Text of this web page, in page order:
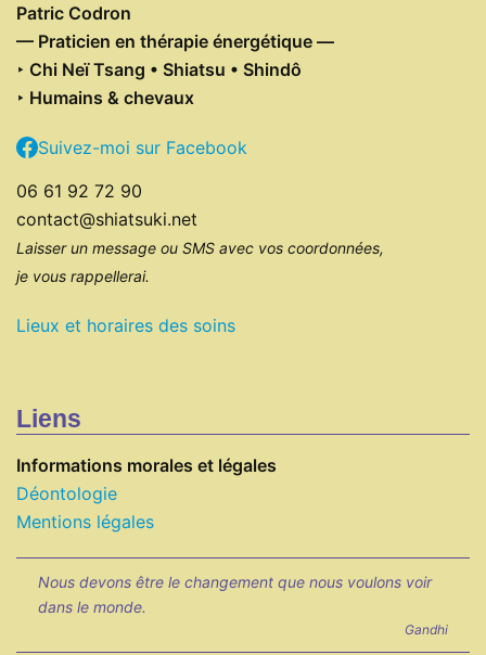
Patric Codron
— Praticien en thérapie énergétique —
‣ Chi Neï Tsang • Shiatsu • Shindô
‣ Humains & chevaux
Suivez-moi sur Facebook
06 61 92 72 90
contact@shiatsuki.net
Laisser un message ou SMS avec vos coordonnées,
je vous rappellerai.
Lieux et horaires des soins
Liens
Informations morales et légales
Déontologie
Mentions légales
Nous devons être le changement que nous voulons voir
dans le monde.
Gandhi